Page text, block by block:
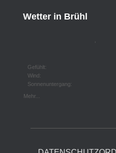
Wetter in Brühl
Gefühlt:
Wind:
Sonnenuntergang:
Mehr...